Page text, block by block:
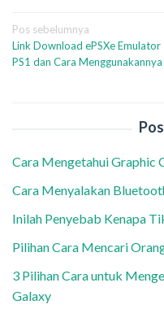
Navigasi
pos
Pos sebelumnya
Link Download ePSXe Emulator
PS1 dan Cara Menggunakannya
Cara Mengetahui Graphic
Cara Menyalakan
Inilah Penyebab Kenapa
Pilihan Cara Mencari
3 Pilihan Cara untuk
Galaxy